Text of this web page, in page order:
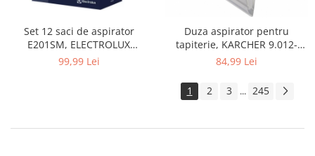
Set 12 saci de aspirator
E201SM, ELECTROLUX
9001684811, CLASSIC LONG
99,99 Lei
Duza aspirator pentru
tapiterie, KARCHER 9.012-
278.0, SE4001, SE4002, SE5100
84,99 Lei
1 2 3 ... 245